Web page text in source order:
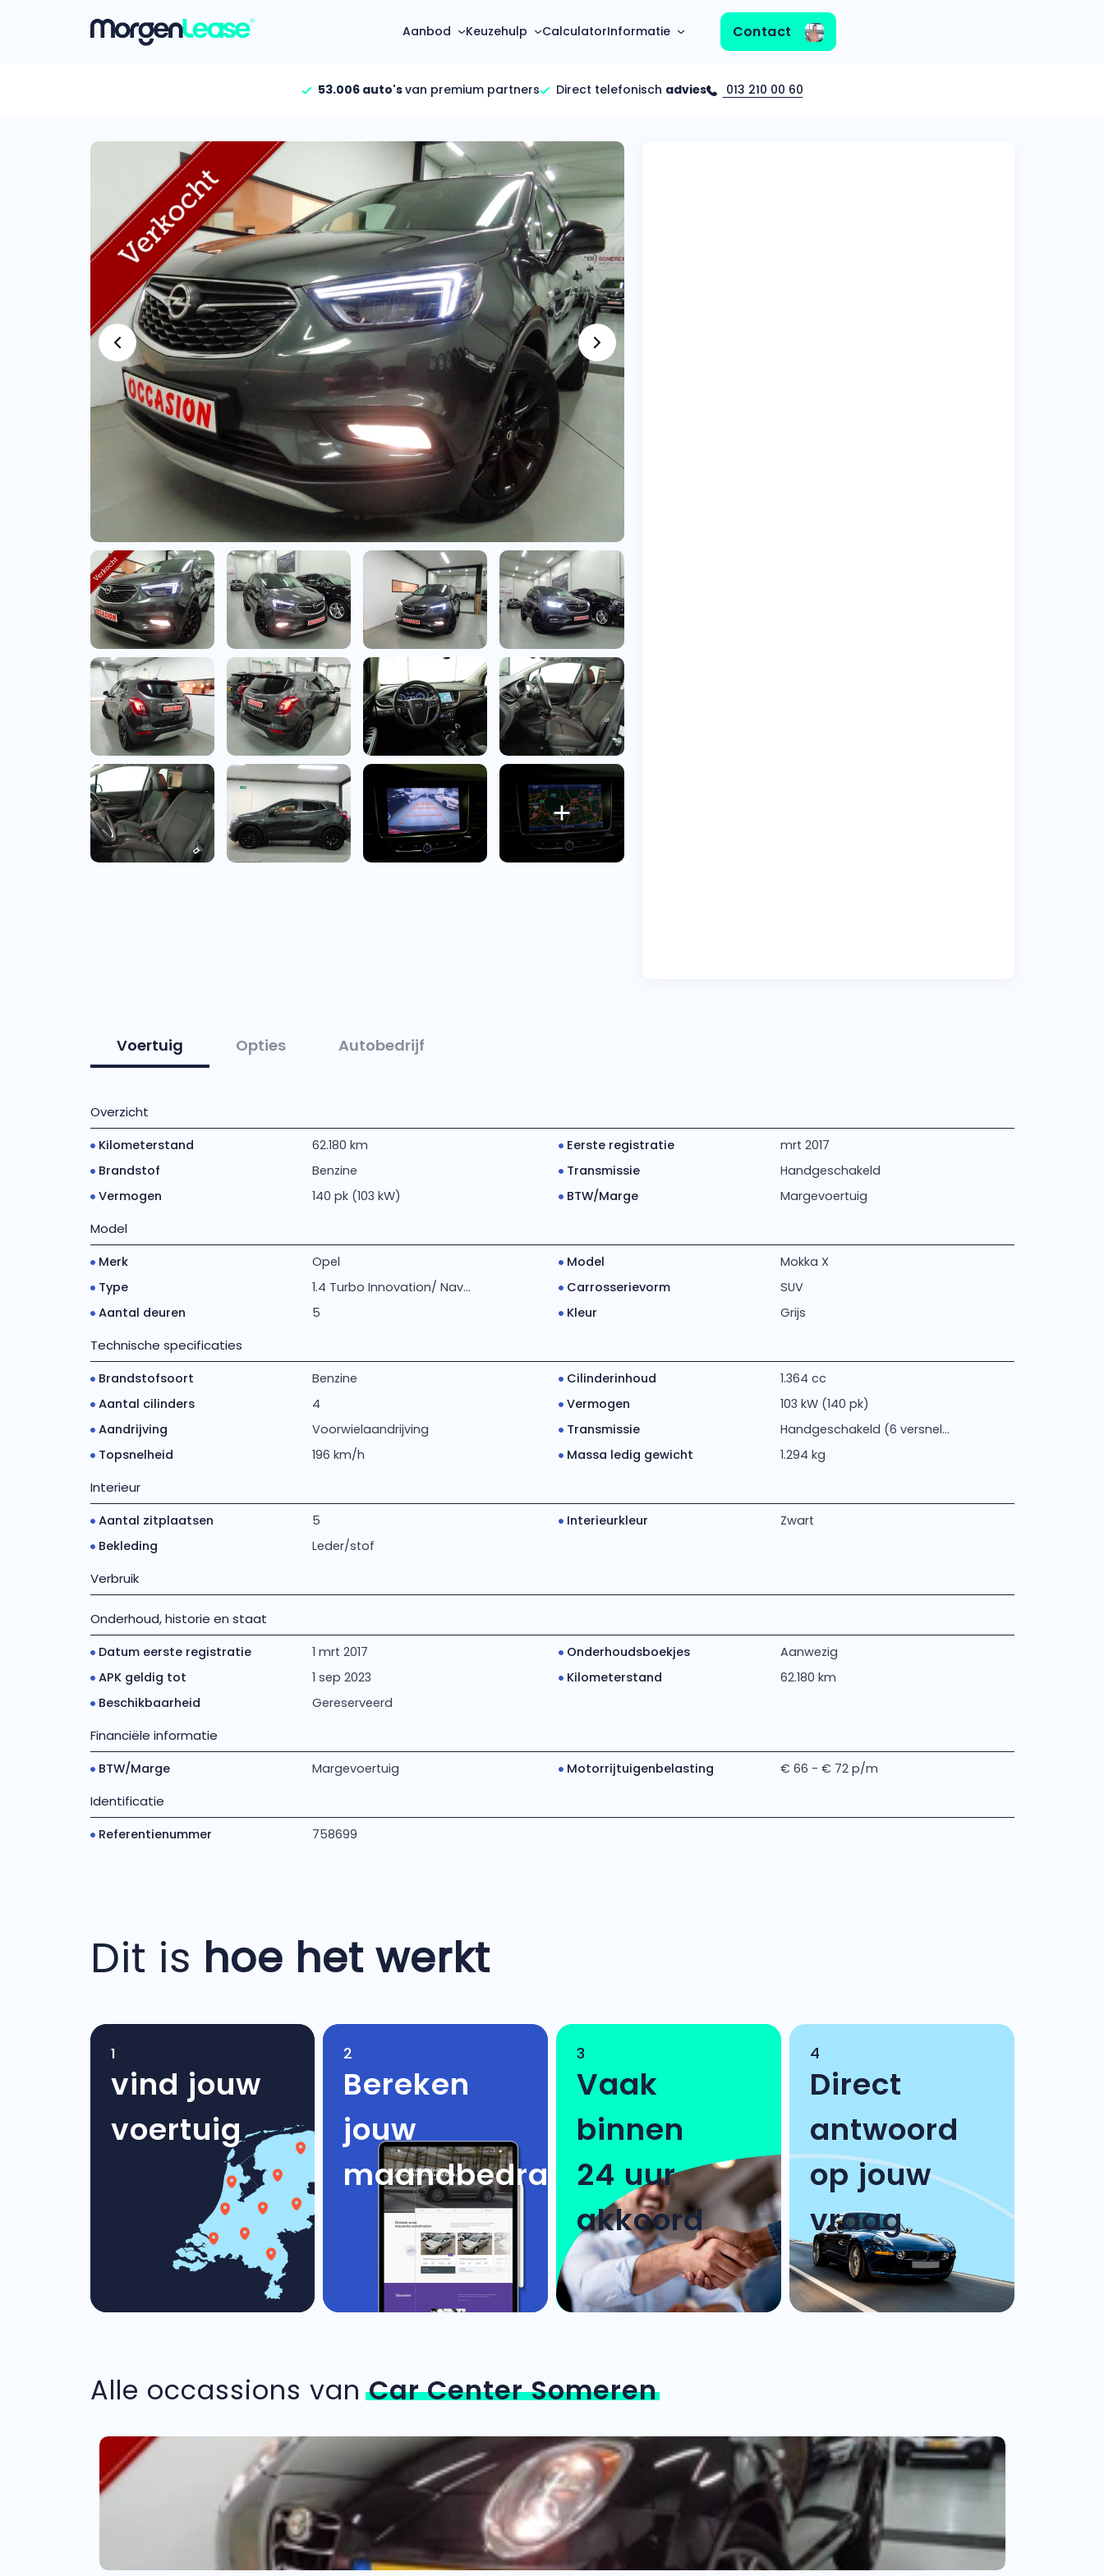
Aanbod
Gehele aanbod
Bekijk volledig aanbod
Gezinsauto’s
Bekijk alle gezinsauto’s
Hele aanbod
Bekijk alle stadsauto’s
EV’s/Hybrides
Bekijk alle electrische auto’s
Bedrijfswagens
Bekijk alle bedrijfswagens
Budgetwagens
Bekijk alle budgetwagens
Mercedes-Benz
(3500+ auto's)
Volkswagen
(4500+ auto's)
Volvo
(1000+ auto's)
Audi
(2000+ auto's)
BMW
(2000+ auto's)
Keuzehulp
Hoeveel kan ik lenen?
Bereken in één minuut
Calculator
Maandbedrag berekenen
Offerte vergelijken
Wij geven jou een betere deal
CalculatorInformatie
Over ons
Gehele FAQ’s
Bekijk volledige FAQ’s
Zakelijk
Vragen over zakelijk
Particulier
Vragen over particulier
Jouw aanvraag
Vragen over jouw aanvraag
Leasevormen
Vragen over leasevormen
Contact
53.006 auto'svan premium partners Direct telefonisch advies 013 210 00 60
Voertuig Opties Autobedrijf
Overzicht
Kilometerstand 62.180 km Eerste registratie
mrt 2017
Brandstof
Benzine Transmissie
Handgeschakeld
Vermogen
140 pk (103 kW) BTW/Marge Margevoertuig
Model
Merk Opel Model
Mokka X
Type
1.4 Turbo Innovation/ Nav... Carrosserievorm
SUV
Aantal deuren
5 Kleur Grijs
Technische specificaties
Brandstofsoort Benzine Cilinderinhoud
1.364 cc
Aantal cilinders
4 Vermogen
103 kW (140 pk)
Aandrijving
Voorwielaandrijving Transmissie
Handgeschakeld (6 versnel...
Topsnelheid
196 km/h Massa ledig gewicht 1.294 kg
Interieur
Aantal zitplaatsen 5 Interieurkleur
Zwart
Bekleding
Leder/stof
Verbruik
Onderhoud, historie en staat
Datum eerste registratie 1 mrt 2017 Onderhoudsboekjes
Aanwezig
APK geldig tot
1 sep 2023 Kilometerstand
62.180 km
Beschikbaarheid
Gereserveerd
Financiële informatie
BTW/Marge Margevoertuig Motorrijtuigenbelasting € 66 - € 72 p/m
Identificatie
Referentienummer 758699
Dit is hoe het werkt
1
vind jouw
voertuig
2
Bereken
jouw
maandbedrag
3
Vaak
binnen
24 uur
akkoord
4
Direct
antwoord
op jouw
vraag
Alle occassions vanCar Center Someren